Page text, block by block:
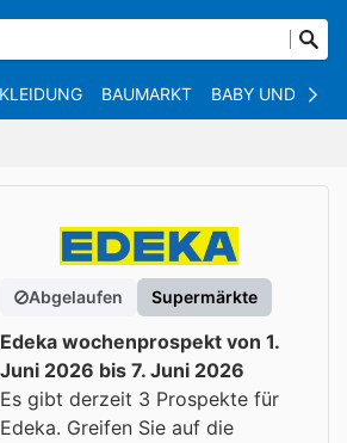
BAUMARKT BABY UND KIND
Abgelaufen Supermärkte
Edeka wochenprospekt von 1.
Juni 2026 bis 7. Juni 2026
Es gibt derzeit 3 Prospekte für
Edeka. Greifen Sie auf die